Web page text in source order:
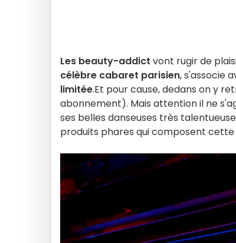
Les beauty-addict vont rugir de
célèbre cabaret parisien, s'associe
limitée.Et pour cause, dedans on y
abonnement). Mais attention il ne
ses belles danseuses très
produits phares qui composent